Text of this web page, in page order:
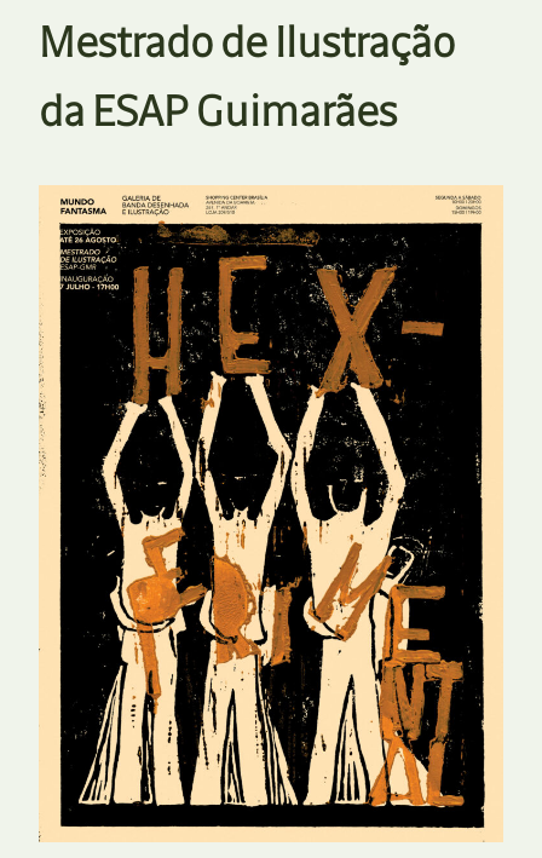
Mestrado de Ilustração
da ESAP Guimarães